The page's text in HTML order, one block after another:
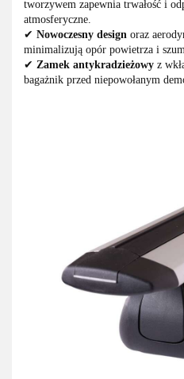
tworzywem zapewnia trwałość i
atmosferyczne.
✔ Nowoczesny design oraz
minimalizują opór powietrza i
✔ Zamek antykradzieżowy z
bagażnik przed niepowołanym